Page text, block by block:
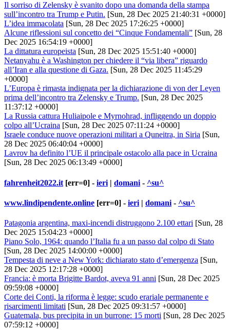
Il sorriso di Zelensky è svanito dopo una domanda della stampa
sull’incontro tra Trump e Putin. [Sun, 28 Dec 2025 21:40:31 +0000]
L’idea immacolata [Sun, 28 Dec 2025 17:26:25 +0000]
Alcune riflessioni sul concetto dei “Cinque Fondamentali” [Sun, 28
Dec 2025 16:54:19 +0000]
La dittatura europeista [Sun, 28 Dec 2025 15:51:40 +0000]
Netanyahu è a Washington per chiedere il “via libera” riguardo
all’Iran e alla questione di Gaza. [Sun, 28 Dec 2025 11:45:29
+0000]
L’Europa è rimasta indignata per la dichiarazione di von der Leyen
prima dell’incontro tra Zelensky e Trump. [Sun, 28 Dec 2025
11:37:12 +0000]
La Russia cattura Huliaipole e Myrnohrad, infliggendo un doppio
colpo all’Ucraina [Sun, 28 Dec 2025 07:11:24 +0000]
Israele conduce nuove operazioni militari a Quneitra, in Siria [Sun,
28 Dec 2025 06:40:04 +0000]
Lavrov ha definito l’UE il principale ostacolo alla pace in Ucraina
[Sun, 28 Dec 2025 06:13:49 +0000]
fahrenheit2022.it [err=0] - ieri | domani - ^su^
www.lindipendente.online [err=0] - ieri | domani - ^su^
Patagonia argentina, maxi-incendi distruggono 2.100 ettari [Sun, 28
Dec 2025 15:04:23 +0000]
Piano Solo, 1964: quando l’Italia fu a un passo dal colpo di Stato
[Sun, 28 Dec 2025 14:00:00 +0000]
Tempesta di neve a New York: dichiarato stato d’emergenza [Sun,
28 Dec 2025 12:17:28 +0000]
Francia: è morta Brigitte Bardot, aveva 91 anni [Sun, 28 Dec 2025
09:59:08 +0000]
Corte dei Conti, la riforma è legge: scudo erariale permanente e
risarcimenti limitati [Sun, 28 Dec 2025 09:31:57 +0000]
Guatemala, bus precipita in un burrone: 15 morti [Sun, 28 Dec 2025
07:59:12 +0000]